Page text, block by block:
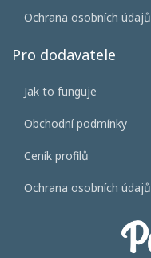
Ochrana osobních údajů
Pro dodavatele
Jak to funguje
Obchodní podmínky
Ceník profilů
Ochrana osobních údajů